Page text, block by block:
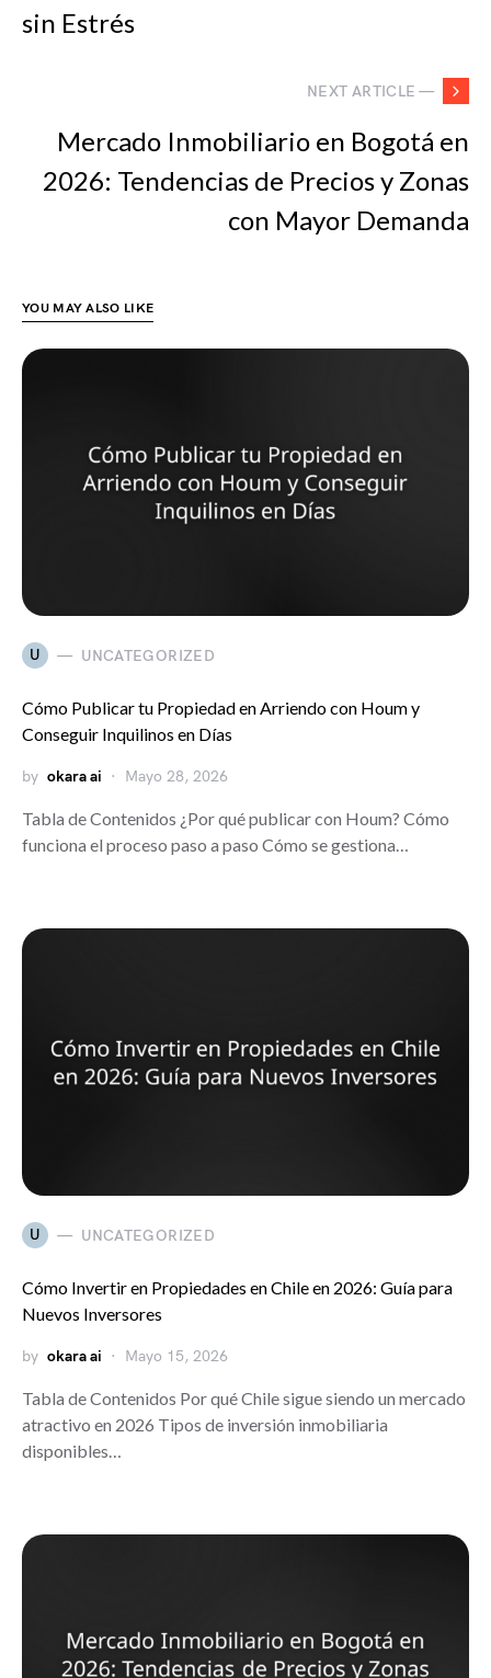
sin Estrés
NEXT ARTICLE —
Mercado Inmobiliario en Bogotá en
2026: Tendencias de Precios y Zonas
con Mayor Demanda
YOU MAY ALSO LIKE
U UNCATEGORIZED
Cómo Publicar tu Propiedad en Arriendo con Houm y
Conseguir Inquilinos en Días
by okara ai Mayo 28, 2026
Tabla de Contenidos ¿Por qué publicar con Houm? Cómo
funciona el proceso paso a paso Cómo se gestiona…
U UNCATEGORIZED
Cómo Invertir en Propiedades en Chile en 2026: Guía para
Nuevos Inversores
by okara ai Mayo 15, 2026
Tabla de Contenidos Por qué Chile sigue siendo un mercado
atractivo en 2026 Tipos de inversión inmobiliaria
disponibles…